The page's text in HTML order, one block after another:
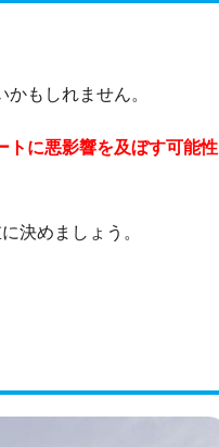
もしれません。
トに悪影響を及ぼす可能性
決めましょう。